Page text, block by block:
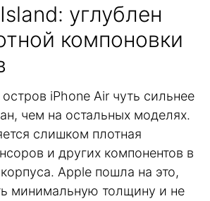
углублен
компоновки
iPhone Air чуть сильнее
чем на остальных моделях.
слишком плотная
и других компонентов в
Apple пошла на это,
минимальную толщину и не